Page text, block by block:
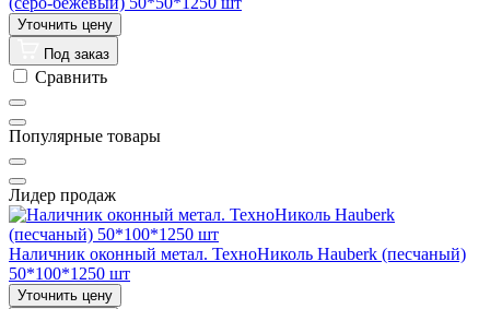
Под заказ
Сравнить
Популярные товары
Лидер продаж
Наличник оконный метал. ТехноНиколь Hauberk (песчаный)
50*100*1250 шт